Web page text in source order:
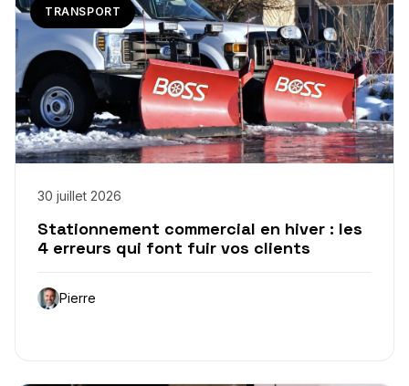
TRANSPORT
30 juillet 2026
Stationnement commercial en hiver : les
4 erreurs qui font fuir vos clients
Pierre